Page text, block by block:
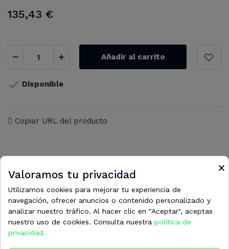
135,43 €
Añadir al carrito
 Disponible
Copiar URL del producto
14 otros productos en la misma
categoría:
×
Valoramos tu privacidad
Utilizamos cookies para mejorar tu experiencia de
navegación, ofrecer anuncios o contenido personalizado y
analizar nuestro tráfico. Al hacer clic en "Aceptar", aceptas
nuestro uso de cookies. Consulta nuestra política de
privacidad.